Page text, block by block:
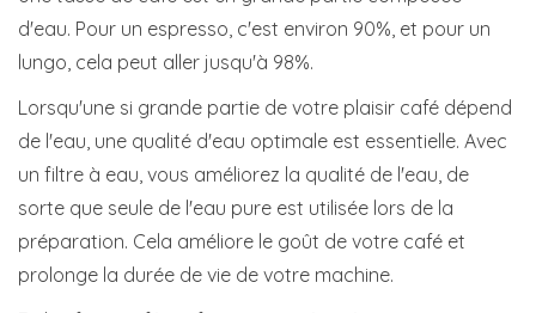
d'eau. Pour un espresso, c'est environ 90%, et pour un
lungo, cela peut aller jusqu'à 98%.
Lorsqu'une si grande partie de votre plaisir café dépend
de l'eau, une qualité d'eau optimale est essentielle. Avec
un filtre à eau, vous améliorez la qualité de l'eau, de
sorte que seule de l'eau pure est utilisée lors de la
préparation. Cela améliore le goût de votre café et
prolonge la durée de vie de votre machine.